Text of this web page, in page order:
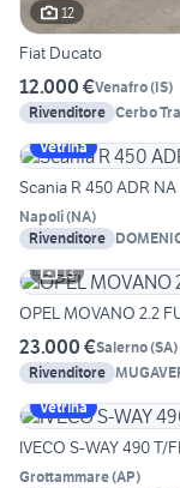
12
Fiat Ducato
12.000 €Venafro(IS)
Rivenditore Cerbo
Vetrina
Scania R 450 ADR NA
Napoli(NA)
Rivenditore
13
OPEL MOVANO 2.2
23.000 €Salerno(SA)
Rivenditore
Vetrina
IVECO S-WAY 490 T/
Grottammare(AP)